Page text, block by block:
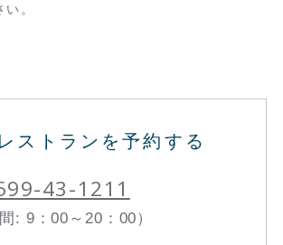
。
ストランを予約する
43-1211
: 9：00～20：00）